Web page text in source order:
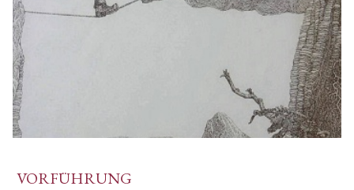
VORFÜHRUNG